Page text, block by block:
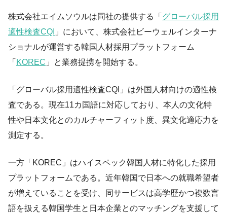
株式会社エイムソウルは同社の提供する「 グローバル採用
適性検査CQI 」において、株式会社ビーウェルインターナ
ショナルが運営する韓国人材採用プラットフォーム
「 KOREC 」と業務提携を開始する。
「グローバル採用適性検査CQI」は外国人材向けの適性検
査である。現在11カ国語に対応しており、本人の文化特
性や日本文化とのカルチャーフィット度、異文化適応力を
測定する。
一方「KOREC」はハイスペック韓国人材に特化した採用
プラットフォームである。近年韓国で日本への就職希望者
が増えていることを受け、同サービスは高学歴かつ複数言
語を扱える韓国学生と日本企業とのマッチングを支援して